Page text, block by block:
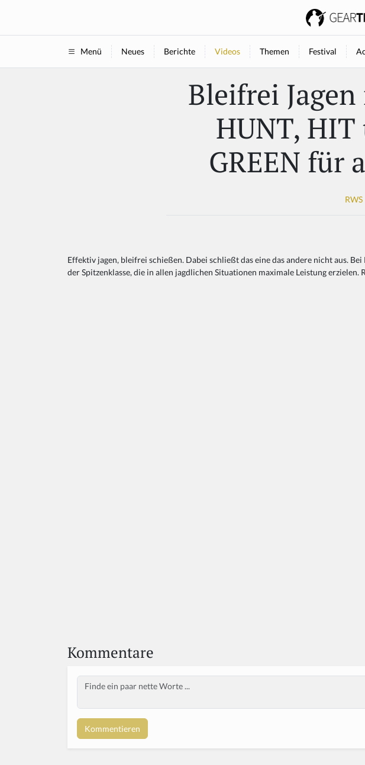
Menü Neues Berichte Videos Themen Festival
Bleifrei
HUNT,
GREEN für
RWS
Effektiv jagen, bleifrei schießen. Dabei schließt das eine das andere nicht aus.
der Spitzenklasse, die in allen jagdlichen Situationen maximale Leistung erzielen.
Kommentare
Body